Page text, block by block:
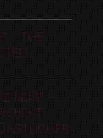
– THE
NUIT“ –